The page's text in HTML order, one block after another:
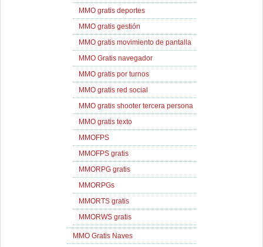
MMO gratis deportes
MMO gratis gestión
MMO gratis movimiento de pantalla
MMO Gratis navegador
MMO gratis por turnos
MMO gratis red social
MMO gratis shooter tercera persona
MMO gratis texto
MMOFPS
MMOFPS gratis
MMORPG gratis
MMORPGs
MMORTS gratis
MMORWS gratis
MMO Gratis Naves